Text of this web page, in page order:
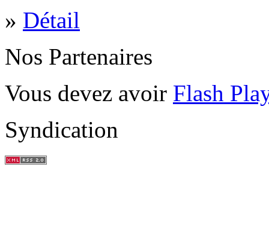
» Détail
Nos Partenaires
Vous devez avoir Flash
Syndication